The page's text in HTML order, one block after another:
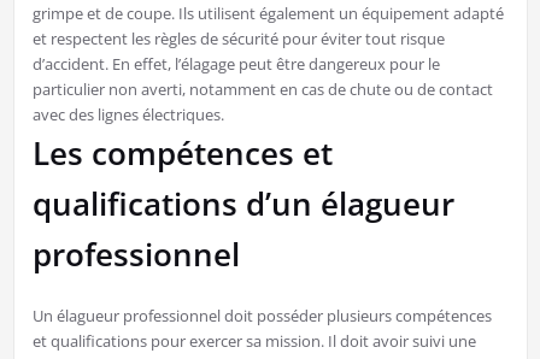
grimpe et de coupe. Ils utilisent également un équipement adapté
et respectent les règles de sécurité pour éviter tout risque
d’accident. En effet, l’élagage peut être dangereux pour le
particulier non averti, notamment en cas de chute ou de contact
avec des lignes électriques.
Les compétences et
qualifications d’un élagueur
professionnel
Un élagueur professionnel doit posséder plusieurs compétences
et qualifications pour exercer sa mission. Il doit avoir suivi une